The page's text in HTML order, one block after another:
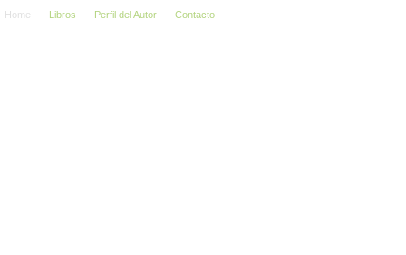
Home Libros Perfil del Autor Contacto